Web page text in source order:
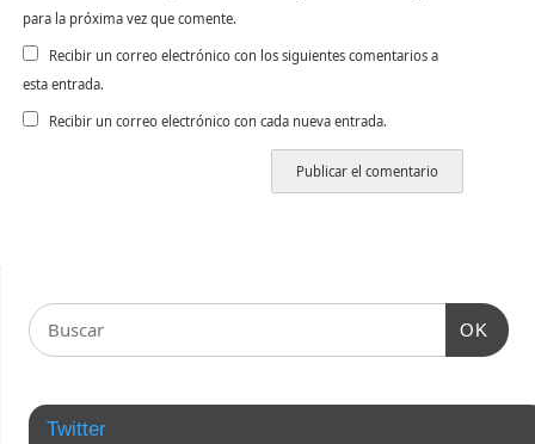
para la próxima vez que comente.
Recibir un correo electrónico con los siguientes comentarios a
esta entrada.
Recibir un correo electrónico con cada nueva entrada.
OK
Twitter